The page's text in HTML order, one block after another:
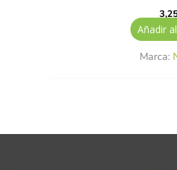
Añadir
Marca: